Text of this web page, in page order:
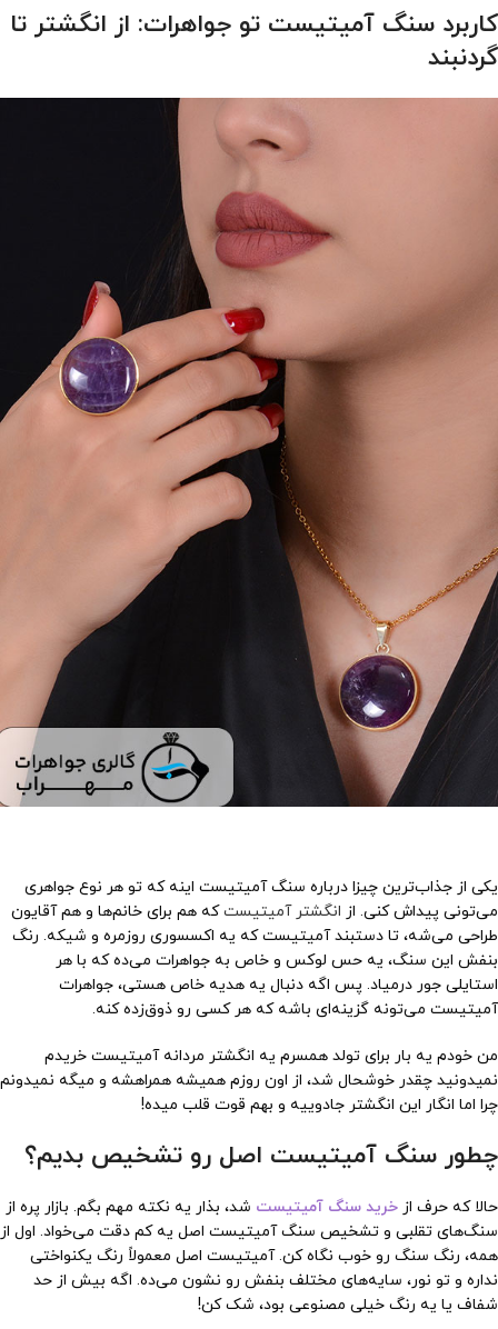
کاربرد سنگ آمیتیست تو جواهرات: از انگشتر تا
گردنبند
یکی از جذاب‌ترین چیزا درباره سنگ آمیتیست اینه که تو هر نوع جواهری
می‌تونی پیداش کنی. از انگشتر آمیتیستکه هم برای خانم‌ها و هم آقایون
طراحی می‌شه، تا دستبند آمیتیست که یه اکسسوری روزمره و شیکه. رنگ
بنفش این سنگ، یه حس لوکس و خاص به جواهرات می‌ده که با هر
استایلی جور درمیاد. پس اگه دنبال یه هدیه خاص هستی، جواهرات
آمیتیست می‌تونه گزینه‌ای باشه که هر کسی رو ذوق‌زده کنه.
من خودم یه بار برای تولد همسرم یه انگشتر مردانه آمیتیست خریدم
نمیدونید چقدر خوشحال شد، از اون روزم همیشه همراهشه و میگه نمیدونم
چرا اما انگار این انگشتر جادوییه و بهم قوت قلب میده!
چطور سنگ آمیتیست اصل رو تشخیص بدیم؟
حالا که حرف از خرید سنگ آمیتیست شد، بذار یه نکته مهم بگم. بازار پره از
سنگ‌های تقلبی و تشخیص سنگ آمیتیست اصل یه کم دقت می‌خواد. اول از
همه، رنگ سنگ رو خوب نگاه کن. آمیتیست اصل معمولاً رنگ یکنواختی
نداره و تو نور، سایه‌های مختلف بنفش رو نشون می‌ده. اگه بیش از حد
شفاف یا یه رنگ خیلی مصنوعی بود، شک کن!